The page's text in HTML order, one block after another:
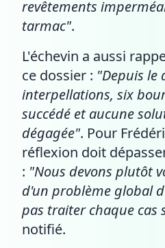
revêtements
tarmac".
L'échevin a aussi
ce dossier : "Depuis le
interpellations, six
succédé et aucune
dégagée". Pour
réflexion doit
: "Nous devons plutôt
d'un problème global
pas traiter chaque cas
notifié.